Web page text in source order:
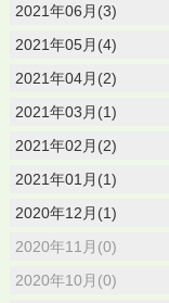
2021年06月(3)
2021年05月(4)
2021年04月(2)
2021年03月(1)
2021年02月(2)
2021年01月(1)
2020年12月(1)
2020年11月(0)
2020年10月(0)